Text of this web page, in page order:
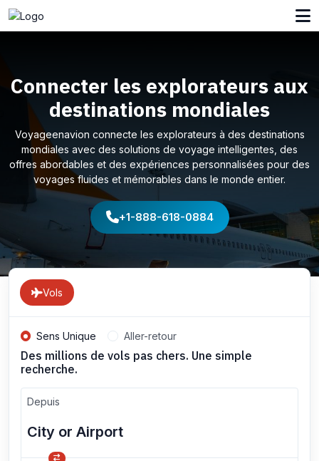
Connecter les explorateurs aux
destinations mondiales
Voyageenavion connecte les explorateurs à des destinations
mondiales avec des solutions de voyage intelligentes, des
offres abordables et des expériences personnalisées pour des
voyages fluides et mémorables dans le monde entier.
+1-888-618-0884
Vols
Sens Unique Aller-retour
Des millions de vols pas chers. Une simple
recherche.
Depuis